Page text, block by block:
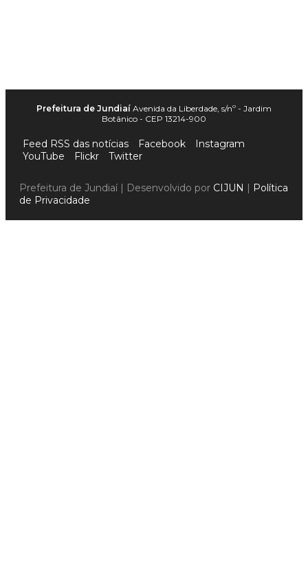
Prefeitura de Jundiaí Avenida da Liberdade, s/nº - Jardim
Botânico - CEP 13214-900
Feed RSS das notícias Facebook
Instagram
YouTube
Flickr Twitter
Prefeitura de Jundiaí | Desenvolvido por CIJUN | Política
de Privacidade